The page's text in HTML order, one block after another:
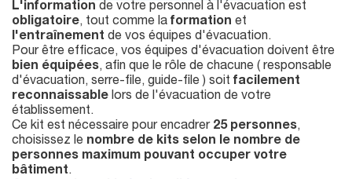
L'information de votre personnel à l'évacuation est
obligatoire, tout comme la formation et
l'entraînement de vos équipes d'évacuation.
Pour être efficace, vos équipes d'évacuation doivent être
bien équipées, afin que le rôle de chacune ( responsable
d'évacuation, serre-file, guide-file ) soit facilement
reconnaissable lors de l'évacuation de votre
établissement.
Ce kit est nécessaire pour encadrer 25 personnes,
choisissez le nombre de kits selon le nombre de
personnes maximum pouvant occuper votre
bâtiment.